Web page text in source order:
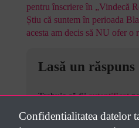
pentru înscriere în „Vindecă
Știu că suntem în perioada
acesta am decis să NU ofer o
Lasă un răspuns
Trebuie să fiiautentificat
Confidentialitatea datelor